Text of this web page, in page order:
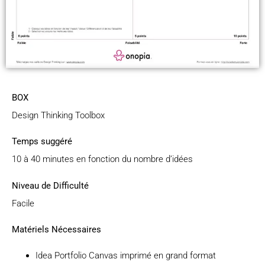
BOX
Design Thinking Toolbox
Temps suggéré
10 à 40 minutes en fonction du nombre d’idées
Niveau de Difficulté
Facile
Matériels Nécessaires
Idea Portfolio Canvas imprimé en grand format